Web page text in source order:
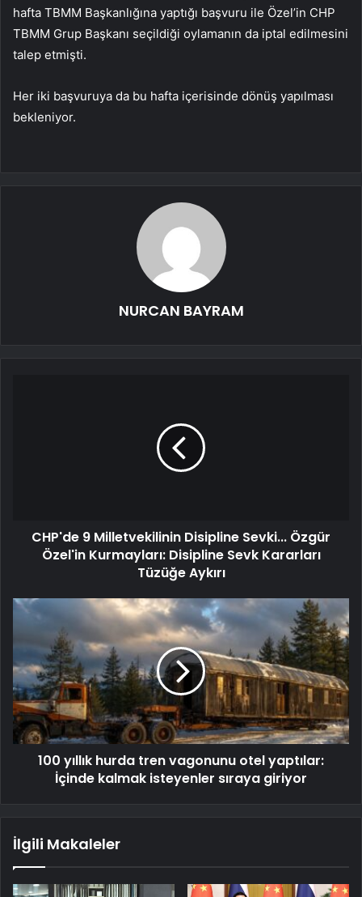
hafta TBMM Başkanlığına yaptığı başvuru ile Özel’in CHP
TBMM Grup Başkanı seçildiği oylamanın da iptal edilmesini
talep etmişti.
Her iki başvuruya da bu hafta içerisinde dönüş yapılması
bekleniyor.
NURCAN BAYRAM
CHP'de 9 Milletvekilinin Disipline Sevki... Özgür
Özel'in Kurmayları: Disipline Sevk Kararları
Tüzüğe Aykırı
100 yıllık hurda tren vagonunu otel yaptılar:
İçinde kalmak isteyenler sıraya giriyor
İlgili Makaleler